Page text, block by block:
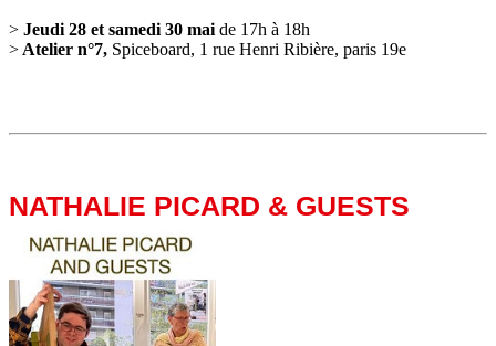
> Jeudi 28 et samedi 30 mai de 17h à 18h
> Atelier n°7, Spiceboard, 1 rue Henri Ribière, paris 19e
NATHALIE PICARD & GUESTS